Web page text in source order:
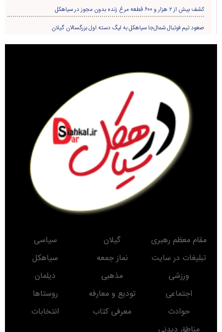
کشف بیش از ۲ هزار و ۶۰۰ قطعه مرغ زنده بدون مجوز در سیاهکل
صعود تیم فوتبال شمال‌جا‌ سیاهکل به لیگ دسته اول بزرگسالان گیلان
مقام معظم رهبری گیلان
سیاسی
تبلیغات در سایت
نماز جمعه
سیاهکل
ورزشی
مذهبی
دیلمان
اجتماعی
تودیع و معارفه
روستاها
حوادث
معرفی کتاب
انتخابات